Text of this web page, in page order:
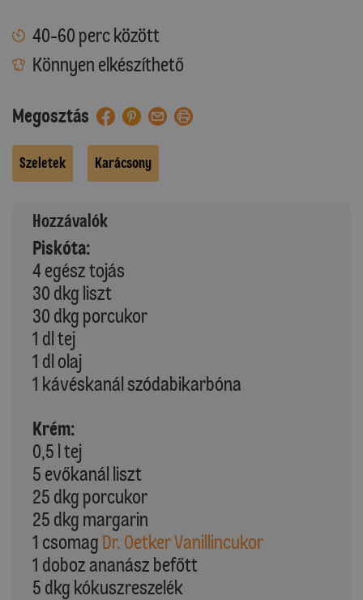
40-60 perc között
Könnyen elkészíthető
Megosztás
Szeletek Karácsony
Hozzávalók
Piskóta:
4 egész tojás
30 dkg liszt
30 dkg porcukor
1 dl tej
1 dl olaj
1 kávéskanál szódabikarbóna
Krém:
0,5 l tej
5 evőkanál liszt
25 dkg porcukor
25 dkg margarin
1 csomag Dr. Oetker Vanillincukor
1 doboz ananász befőtt
5 dkg kókuszreszelék